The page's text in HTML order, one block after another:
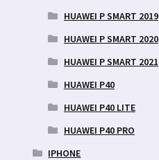
HUAWEI P SMART 2019
HUAWEI P SMART 2020
HUAWEI P SMART 2021
HUAWEI P40
HUAWEI P40 LITE
HUAWEI P40 PRO
IPHONE